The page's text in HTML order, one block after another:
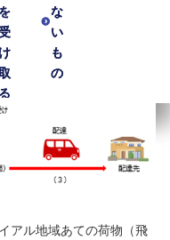
を
け
る
な
い
も
の
を
け
る
な
い
も
の
アル地域あての荷物（飛